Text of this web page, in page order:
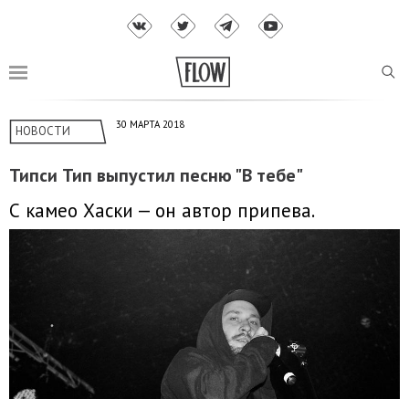
НОВОСТИ 30 МАРТА 2018
Типси Тип выпустил песню "В тебе"
С камео Хаски — он автор припева.